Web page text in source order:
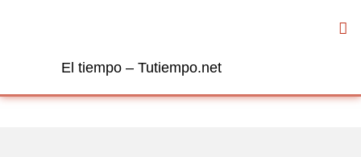
El tiempo – Tutiempo.net